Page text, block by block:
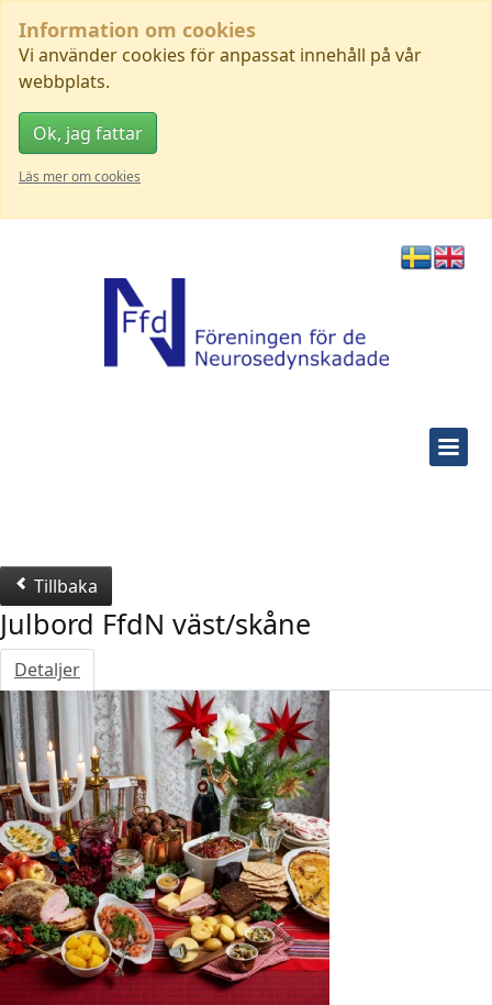
Information om cookies
Vi använder cookies för anpassat innehåll på vår
webbplats.
Ok, jag fattar
Läs mer om cookies
Tillbaka
Julbord FfdN väst/skåne
Detaljer